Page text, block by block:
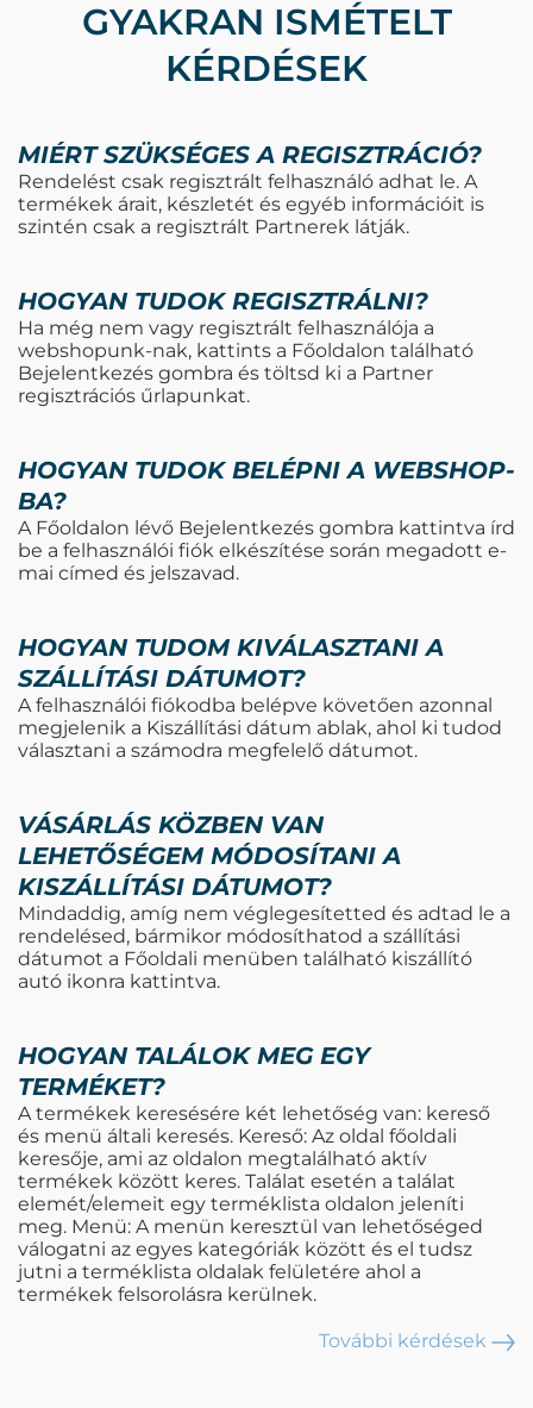
GYAKRAN ISMÉTELT
KÉRDÉSEK
MIÉRT SZÜKSÉGES A REGISZTRÁCIÓ?
Rendelést csak regisztrált felhasználó adhat le. A
termékek árait, készletét és egyéb információit is
szintén csak a regisztrált Partnerek látják.
HOGYAN TUDOK REGISZTRÁLNI?
Ha még nem vagy regisztrált felhasználója a
webshopunk-nak, kattints a Főoldalon található
Bejelentkezés gombra és töltsd ki a Partner
regisztrációs űrlapunkat.
HOGYAN TUDOK BELÉPNI A WEBSHOP-
BA?
A Főoldalon lévő Bejelentkezés gombra kattintva írd
be a felhasználói fiók elkészítése során megadott e-
mai címed és jelszavad.
HOGYAN TUDOM KIVÁLASZTANI A
SZÁLLÍTÁSI DÁTUMOT?
A felhasználói fiókodba belépve követően azonnal
megjelenik a Kiszállítási dátum ablak, ahol ki tudod
választani a számodra megfelelő dátumot.
VÁSÁRLÁS KÖZBEN VAN
LEHETŐSÉGEM MÓDOSÍTANI A
KISZÁLLÍTÁSI DÁTUMOT?
Mindaddig, amíg nem véglegesítetted és adtad le a
rendelésed, bármikor módosíthatod a szállítási
dátumot a Főoldali menüben található kiszállító
autó ikonra kattintva.
HOGYAN TALÁLOK MEG EGY
TERMÉKET?
A termékek keresésére két lehetőség van: kereső
és menü általi keresés. Kereső: Az oldal főoldali
keresője, ami az oldalon megtalálható aktív
termékek között keres. Találat esetén a találat
elemét/elemeit egy terméklista oldalon jeleníti
meg. Menü: A menün keresztül van lehetőséged
válogatni az egyes kategóriák között és el tudsz
jutni a terméklista oldalak felületére ahol a
termékek felsorolásra kerülnek.
További kérdések